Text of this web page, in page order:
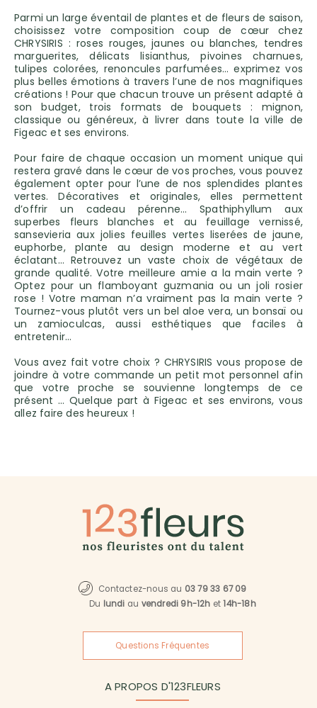
Parmi un large éventail de plantes et de fleurs de saison,
choisissez votre composition coup de cœur chez
CHRYSIRIS : roses rouges, jaunes ou blanches, tendres
marguerites, délicats lisianthus, pivoines charnues,
tulipes colorées, renoncules parfumées… exprimez vos
plus belles émotions à travers l’une de nos magnifiques
créations ! Pour que chacun trouve un présent adapté à
son budget, trois formats de bouquets : mignon,
classique ou généreux, à livrer dans toute la ville de
Figeac et ses environs.
Pour faire de chaque occasion un moment unique qui
restera gravé dans le cœur de vos proches, vous pouvez
également opter pour l’une de nos splendides plantes
vertes. Décoratives et originales, elles permettent
d’offrir un cadeau pérenne… Spathiphyllum aux
superbes fleurs blanches et au feuillage vernissé,
sansevieria aux jolies feuilles vertes liserées de jaune,
euphorbe, plante au design moderne et au vert
éclatant… Retrouvez un vaste choix de végétaux de
grande qualité. Votre meilleure amie a la main verte ?
Optez pour un flamboyant guzmania ou un joli rosier
rose ! Votre maman n’a vraiment pas la main verte ?
Tournez-vous plutôt vers un bel aloe vera, un bonsaï ou
un zamioculcas, aussi esthétiques que faciles à
entretenir…
Vous avez fait votre choix ? CHRYSIRIS vous propose de
joindre à votre commande un petit mot personnel afin
que votre proche se souvienne longtemps de ce
présent … Quelque part à Figeac et ses environs, vous
allez faire des heureux !
Contactez-nous au 03 79 33 67 09
Du lundi au vendredi 9h-12h et14h-18h
Questions Fréquentes
A PROPOS D'123FLEURS